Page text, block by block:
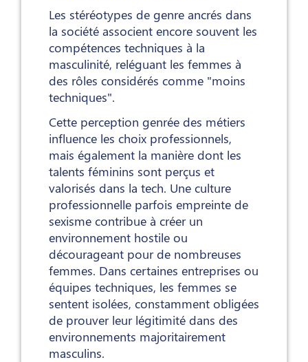
Les stéréotypes de genre ancrés dans
la société associent encore souvent les
compétences techniques à la
masculinité, reléguant les femmes à
des rôles considérés comme "moins
techniques".
Cette perception genrée des métiers
influence les choix professionnels,
mais également la manière dont les
talents féminins sont perçus et
valorisés dans la tech. Une culture
professionnelle parfois empreinte de
sexisme contribue à créer un
environnement hostile ou
décourageant pour de nombreuses
femmes. Dans certaines entreprises ou
équipes techniques, les femmes se
sentent isolées, constamment obligées
de prouver leur légitimité dans des
environnements majoritairement
masculins.